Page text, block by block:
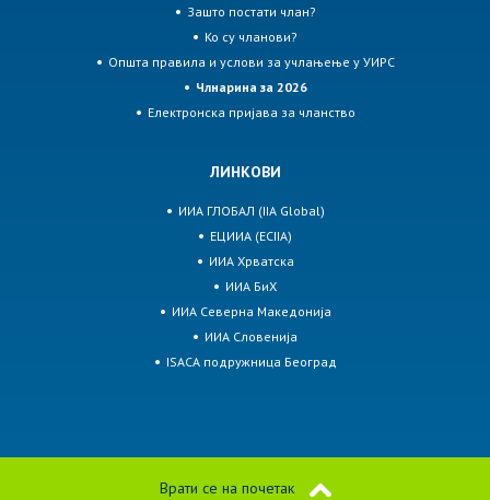
Зашто постати члан?
Ко су чланови?
Општа правила и услови за учлањење у УИРС
Члнарина за 2026
Електронска пријава за чланство
ЛИНКОВИ
ИИА ГЛОБАЛ (IIA Global)
ЕЦИИА (ECIIA)
ИИА Хрватска
ИИА БиХ
ИИА Северна Македонија
ИИА Словенија
ISACA подружница Београд
Врати се на почетак